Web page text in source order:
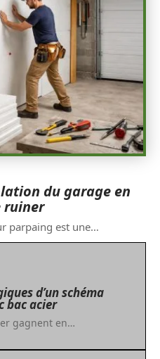
du garage en
ruiner
parpaing est une…
d’un schéma
bac acier
gagnent en…